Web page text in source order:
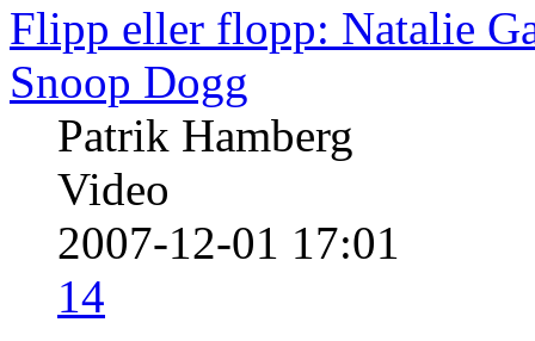
Flipp eller flopp: Natalie
Snoop Dogg
Patrik Hamberg
Video
2007-12-01 17:01
14